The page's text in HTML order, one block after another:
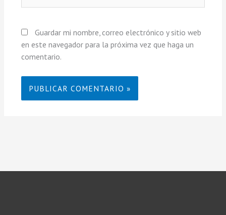
Guardar mi nombre, correo electrónico y sitio web
en este navegador para la próxima vez que haga un
comentario.